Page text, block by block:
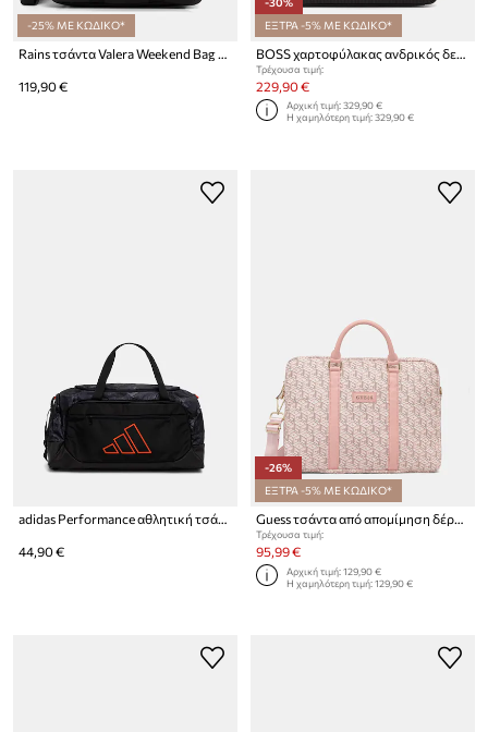
-25% ΜΕ ΚΩΔΙΚΟ*
119,90 €
ΕΞΤΡΑ -5% ΜΕ ΚΩΔΙΚΟ*
Τρέχουσα τιμή:
229,90 €
Αρχική τιμή:329,90 €
Η χαμηλότερη τιμή:329,90 €
adidas Performance αθλητική τσάντα
44,90 €
-26%
ΕΞΤΡΑ -5% ΜΕ ΚΩΔΙΚΟ*
Guess τσάντα από απομίμηση δέρματος iPhone 16
Τρέχουσα τιμή:
95,99 €
Αρχική τιμή:129,90 €
Η χαμηλότερη τιμή:129,90 €